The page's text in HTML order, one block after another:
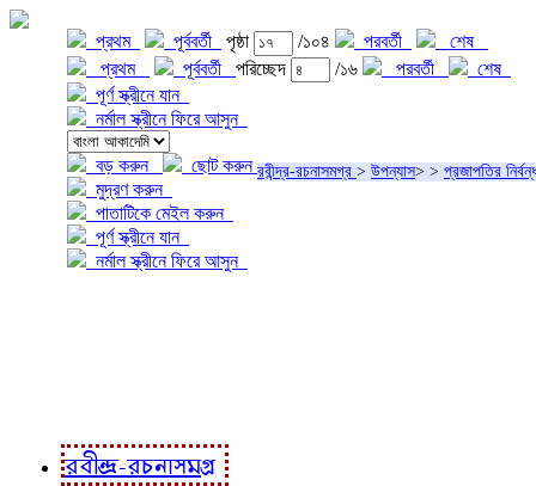
প্রথম পূর্ববর্তী পৃষ্ঠা /১০৪ পরবর্তী
শেষ
প্রথম
পূর্ববর্তী পরিচ্ছেদ /১৬ পরবর্তী
শেষ
পূর্ণ স্ক্রীনে যান
নর্মাল স্ক্রীনে ফিরে আসুন
বড় করুন
ছোট করুন
মুদ্রণ করুন
পাতাটিকে মেইল করুন
পূর্ণ স্ক্রীনে যান
নর্মাল স্ক্রীনে ফিরে আসুন
রবীন্দ্র-রচনাসমগ্র > উপন্যাস> > প্রজাপতির
রবীন্দ্র-রচনাসমগ্র